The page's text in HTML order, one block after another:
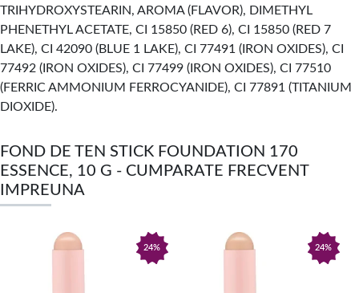
TRIHYDROXYSTEARIN, AROMA (FLAVOR), DIMETHYL
PHENETHYL ACETATE, CI 15850 (RED 6), CI 15850 (RED 7
LAKE), CI 42090 (BLUE 1 LAKE), CI 77491 (IRON OXIDES), CI
77492 (IRON OXIDES), CI 77499 (IRON OXIDES), CI 77510
(FERRIC AMMONIUM FERROCYANIDE), CI 77891 (TITANIUM
DIOXIDE).
FOND DE TEN STICK FOUNDATION 170
ESSENCE, 10 G - CUMPARATE FRECVENT
IMPREUNA
24% 24%